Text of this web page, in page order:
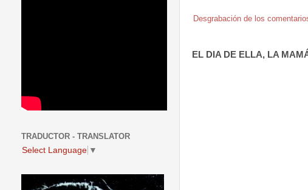
Desgrabación de los
EL DIA DE ELLA, LA
TRADUCTOR - TRANSLATOR
Select Language ▼